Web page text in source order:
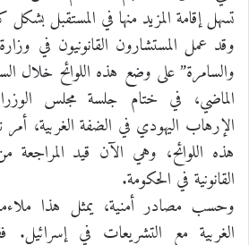
تسهل إقامة المزيد منها في المستقبل بشكل
وقد عمل المستشارون القانونيون في
والسامرة” على وضع هذه اللوائح خلال
الماضي، في ختام جلسة مجلس
الإرهاب اليهودي في الضفة الغربية، أمر
هذه اللوائح، وهي الآن قيد المراجعة
القانونية في الحكومة.
وحسب مصادر أمنية، يمثل هذا